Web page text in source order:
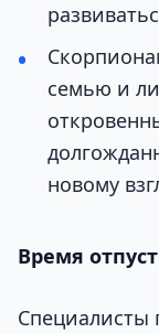
семью и
новому
Время
Специалисты